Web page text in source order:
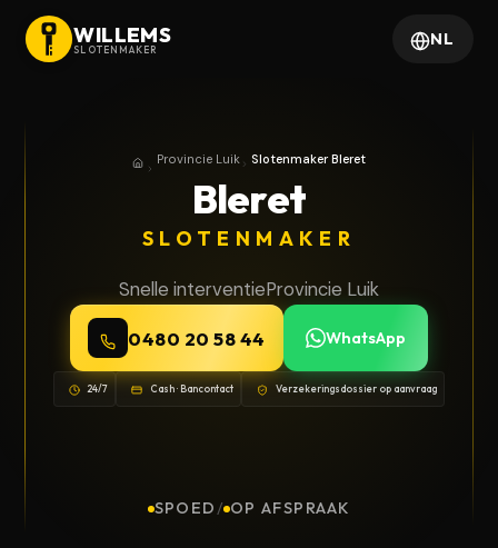
WILLEMS
SLOTENMAKER NL
HomeProvincie Luik
Provincie Luik Slotenmaker Bleret
Bleret
SLOTENMAKER
Snelle interventieProvincie Luik
0480 20 58 44 WhatsApp
24/7 Cash · Bancontact Verzekeringsdossier op aanvraag
SPOED / OP AFSPRAAK